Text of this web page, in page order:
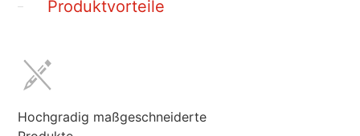
Produktvorteile
Hochgradig maßgeschneiderte